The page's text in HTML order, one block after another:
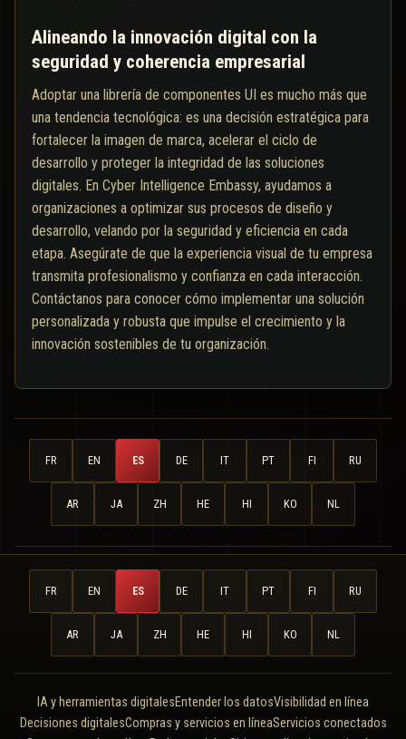
Alineando la innovación digital con la
seguridad y coherencia empresarial
Adoptar una librería de componentes UI es mucho más que
una tendencia tecnológica: es una decisión estratégica para
fortalecer la imagen de marca, acelerar el ciclo de
desarrollo y proteger la integridad de las soluciones
digitales. En Cyber Intelligence Embassy, ayudamos a
organizaciones a optimizar sus procesos de diseño y
desarrollo, velando por la seguridad y eficiencia en cada
etapa. Asegúrate de que la experiencia visual de tu empresa
transmita profesionalismo y confianza en cada interacción.
Contáctanos para conocer cómo implementar una solución
personalizada y robusta que impulse el crecimiento y la
innovación sostenibles de tu organización.
FR EN ES DE IT PT FI RU
AR JA ZH HE HI KO NL
FR EN ES DE IT PT FI RU
AR JA ZH HE HI KO NL
IA y herramientas digitalesEntender los datosVisibilidad en línea
Decisiones digitalesCompras y servicios en líneaServicios conectados